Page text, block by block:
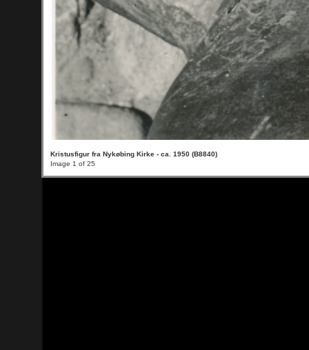
Kristusfigur fra Nykøbing Kirke - ca. 1950 (B8840)
Image 1 of 25